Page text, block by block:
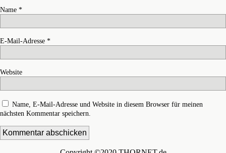
Name *
E-Mail-Adresse *
Website
Name, E-Mail-Adresse und Website in diesem Browser für meinen
nächsten Kommentar speichern.